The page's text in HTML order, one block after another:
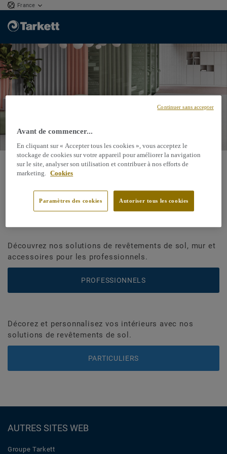
France
France
Choisissez votre site internet
Découvrez nos solutions de revêtements de sol, mur et
accessoires pour les professionnels.
PROFESSIONNELS
Décorez et personnalisez vos intérieurs avec nos
solutions de revêtements de sol.
PARTICULIERS
AUTRES SITES WEB
Groupe Tarkett
Avant de commencer...
En cliquant sur « Accepter tous les cookies », vous acceptez le
stockage de cookies sur votre appareil pour améliorer la navigation
sur le site, analyser son utilisation et contribuer à nos efforts de
marketing. Cookies
Paramètres des cookies Autoriser tous les cookies
Continuer sans accepter